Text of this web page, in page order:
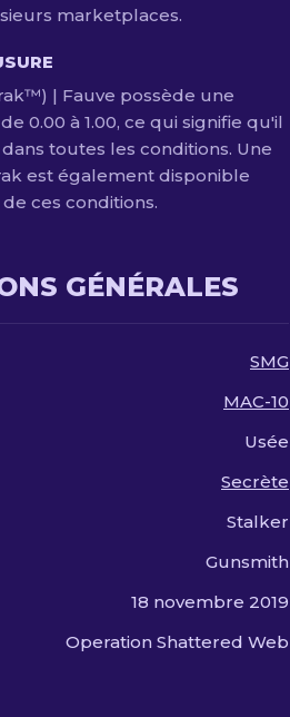
marketplaces.
| Fauve possède une
0.00 à 1.00, ce qui signifie qu'il
toutes les conditions. Une
est également disponible
ces conditions.
GÉNÉRALES
SMG
MAC-10
Usée
Secrète
Stalker
Gunsmith
18 novembre 2019
Operation Shattered Web